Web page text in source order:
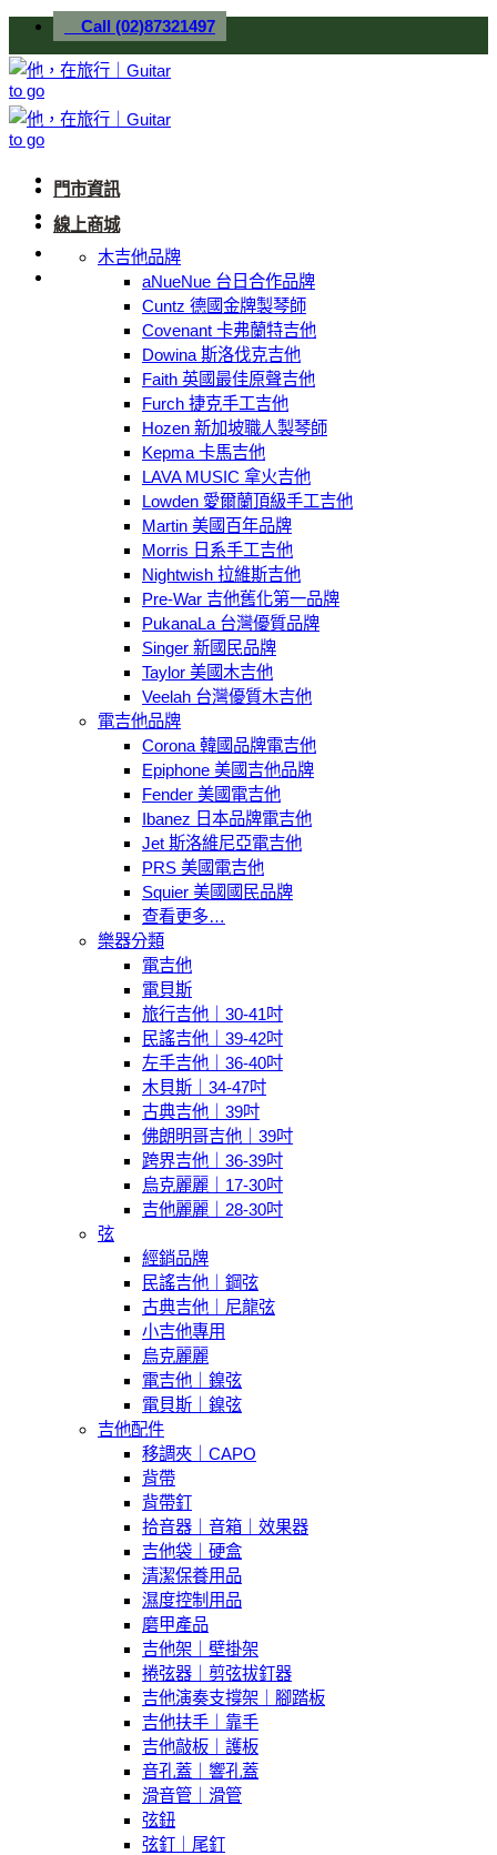
Skip
content
Call (02)87321497
門市資訊
線上商城
木吉他品牌
aNueNue 台日合作品牌
Cuntz 德國金牌製琴師
Covenant 卡弗蘭特吉他
Dowina 斯洛伐克吉他
Faith 英國最佳原聲吉他
Furch 捷克手工吉他
Hozen 新加坡職人製琴師
Kepma 卡馬吉他
LAVA MUSIC 拿火吉他
Lowden 愛爾蘭頂級手工吉他
Martin 美國百年品牌
Morris 日系手工吉他
Nightwish 拉維斯吉他
Pre-War 吉他舊化第一品牌
PukanaLa 台灣優質品牌
Singer 新國民品牌
Taylor 美國木吉他
Veelah 台灣優質木吉他
電吉他品牌
Corona 韓國品牌電吉他
Epiphone 美國吉他品牌
Fender 美國電吉他
Ibanez 日本品牌電吉他
Jet 斯洛維尼亞電吉他
PRS 美國電吉他
Squier 美國國民品牌
查看更多…
樂器分類
電吉他
電貝斯
旅行吉他｜30-41吋
民謠吉他｜39-42吋
左手吉他｜36-40吋
木貝斯｜34-47吋
古典吉他｜39吋
佛朗明哥吉他｜39吋
跨界吉他｜36-39吋
烏克麗麗｜17-30吋
吉他麗麗｜28-30吋
弦
經銷品牌
民謠吉他｜鋼弦
古典吉他｜尼龍弦
小吉他專用
烏克麗麗
電吉他｜鎳弦
電貝斯｜鎳弦
吉他配件
移調夾｜CAPO
背帶
背帶釘
拾音器｜音箱｜效果器
吉他袋｜硬盒
清潔保養用品
濕度控制用品
磨甲產品
吉他架｜壁掛架
捲弦器｜剪弦拔釘器
吉他演奏支撐架｜腳踏板
吉他扶手｜靠手
吉他敲板｜護板
音孔蓋｜響孔蓋
滑音管｜滑管
弦鈕
弦釘｜尾釘